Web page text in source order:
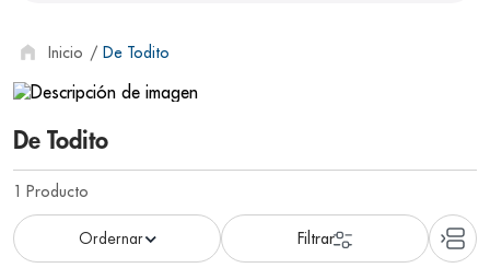
De Todito
De Todito
1 Producto
términos más buscados
1. protector solar
2. pañales
3. eucerin
4. cerave
nivea